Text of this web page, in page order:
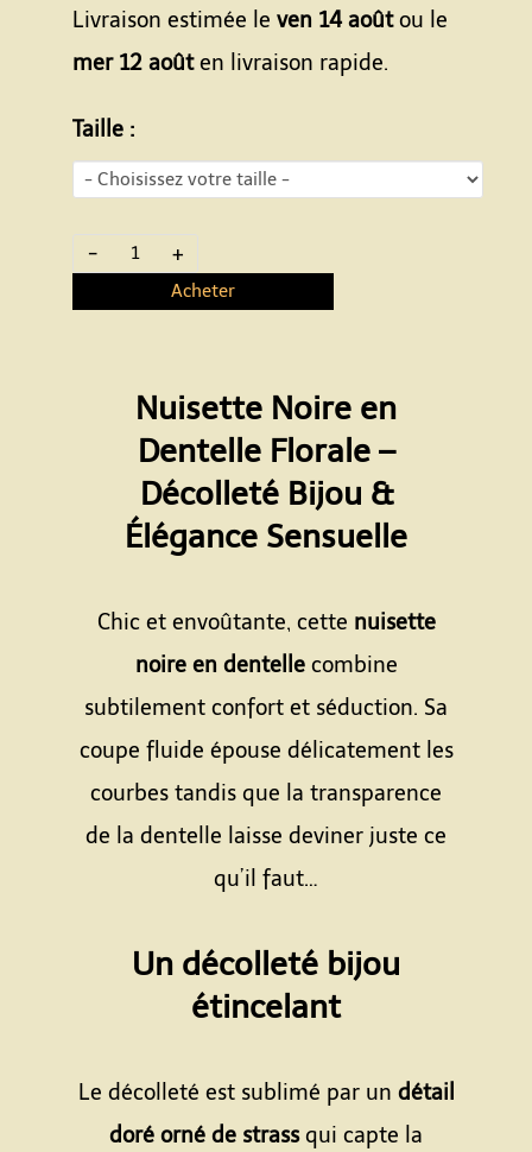
Livraison estimée le ven 14 aoûtou le
mer 12 aoûten livraison rapide.
Taille :
- +
Acheter
Nuisette Noire en
Dentelle Florale –
Décolleté Bijou &
Élégance Sensuelle
Chic et envoûtante, cette nuisette
noire en dentellecombine
subtilement confort et séduction. Sa
coupe fluide épouse délicatement les
courbes tandis que la transparence
de la dentelle laisse deviner juste ce
qu’il faut…
Un décolleté bijou
étincelant
Le décolleté est sublimé par un détail
doré orné de strassqui capte la